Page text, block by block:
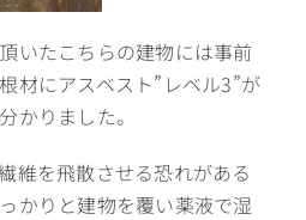
いたこちらの建物には事前
材にアスベスト”レベル3”が
かりました。
維を飛散させる恐れがある
かりと建物を覆い薬液で湿